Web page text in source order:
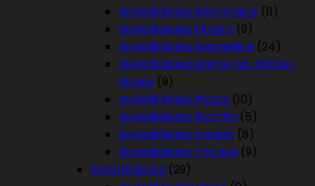
Invitatii Botez Electronice (11)
Invitatii Botez Fluture (9)
Invitatii Botez Magnetice (24)
Invitatii Botez Minnie Sau Mickey
Mouse (9)
Invitatii Botez Puzzle (10)
Invitatii Botez Rochita (5)
Invitatii Botez Ursulet (8)
Invitatii Botez Vintage (9)
Invitatii Nunta (29)